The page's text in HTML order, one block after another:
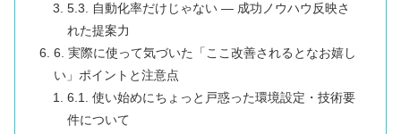
5.3. 自動化率だけじゃない ― 成功ノウハウ反映さ
れた提案力
6. 実際に使って気づいた「ここ改善されるとなお嬉し
い」ポイントと注意点
6.1. 使い始めにちょっと戸惑った環境設定・技術要
件について